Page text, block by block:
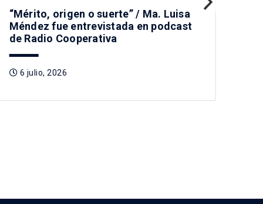
“Mérito, origen o suerte” / Ma. Luisa
Méndez fue entrevistada en podcast
de Radio Cooperativa
6 julio, 2026